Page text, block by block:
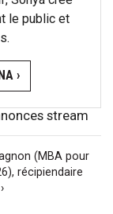
le public et
›
stream
(MBA pour
récipiendaire